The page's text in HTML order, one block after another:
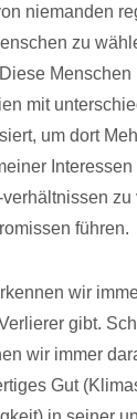
niemanden
zu
mit
um dort
zu
führen.
wir
gibt.
wir immer
Gut